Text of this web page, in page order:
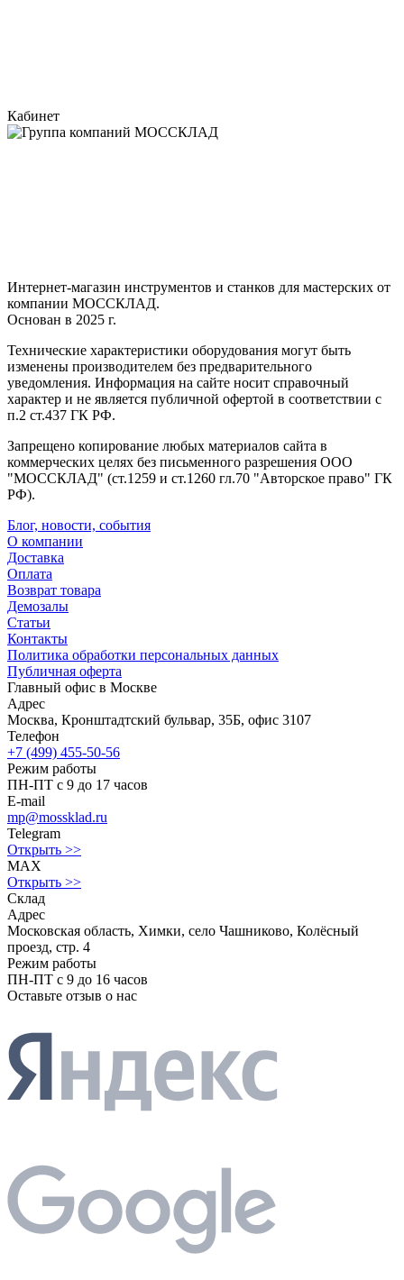
Кабинет
Интернет-магазин инструментов и станков для мастерских от
компании МОССКЛАД.
Основан в 2025 г.
Технические характеристики оборудования могут быть
изменены производителем без предварительного
уведомления. Информация на сайте носит справочный
характер и не является публичной офертой в соответствии с
п.2 ст.437 ГК РФ.
Запрещено копирование любых материалов сайта в
коммерческих целях без письменного разрешения ООО
"МОССКЛАД" (ст.1259 и ст.1260 гл.70 "Авторское право" ГК
РФ).
Блог, новости, события
О компании
Доставка
Оплата
Возврат товара
Демозалы
Статьи
Контакты
Политика обработки персональных данных
Публичная оферта
Главный офис в Москве
Адрес
Москва, Кронштадтский бульвар, 35Б, офис 3107
Телефон
+7 (499) 455-50-56
Режим работы
ПН-ПТ с 9 до 17 часов
E-mail
mp@mossklad.ru
Telegram
Открыть >>
MAX
Открыть >>
Склад
Адрес
Московская область, Химки, село Чашниково, Колёсный
проезд, стр. 4
Режим работы
ПН-ПТ с 9 до 16 часов
Оставьте отзыв о нас